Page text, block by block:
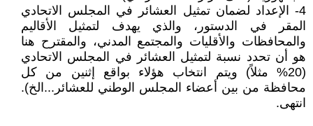
4- الإعداد لضمان تمثيل العشائر في المجلس الاتحادي
المقر في الدستور، والذي يهدف لتمثيل الأقاليم
والمحافظات والأقليات والمجتمع المدني، والمقترح هنا
هو أن تحدد نسبة لتمثيل العشائر في المجلس الاتحادي
(20% مثلاً) ويتم انتخاب هؤلاء بواقع إثنين من كل
محافظة من بين أعضاء المجلس الوطني للعشائر...الخ).
انتهى.